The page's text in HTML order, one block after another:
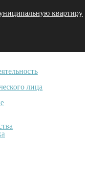
квартиру
лица